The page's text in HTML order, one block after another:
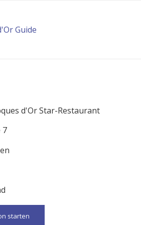
d'Or Star-Restaurant
7
starten